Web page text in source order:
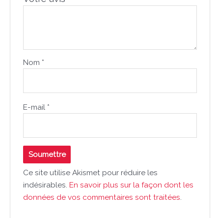
Nom *
E-mail *
Ce site utilise Akismet pour réduire les
indésirables. En savoir plus sur la façon dont les
données de vos commentaires sont traitées.